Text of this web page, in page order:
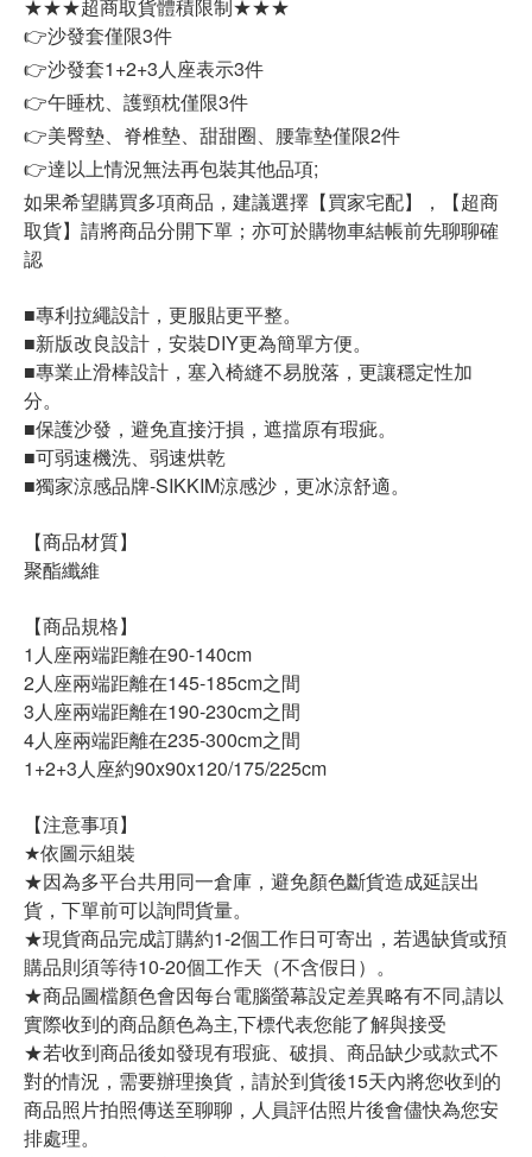
★★★超商取貨體積限制★★★
👉沙發套僅限3件
👉沙發套1+2+3人座表示3件
👉午睡枕、護頸枕僅限3件
👉美臀墊、脊椎墊、甜甜圈、腰靠墊僅限2件
👉達以上情況無法再包裝其他品項;
如果希望購買多項商品，建議選擇【買家宅配】，【超商
取貨】請將商品分開下單；亦可於購物車結帳前先聊聊確
認
■專利拉繩設計，更服貼更平整。
■新版改良設計，安裝DIY更為簡單方便。
■專業止滑棒設計，塞入椅縫不易脫落，更讓穩定性加
分。
■保護沙發，避免直接汙損，遮擋原有瑕疵。
■可弱速機洗、弱速烘乾
■獨家涼感品牌-SIKKIM涼感沙，更冰涼舒適。
【商品材質】
聚酯纖維
【商品規格】
1人座兩端距離在90-140cm
2人座兩端距離在145-185cm之間
3人座兩端距離在190-230cm之間
4人座兩端距離在235-300cm之間
1+2+3人座約90x90x120/175/225cm
【注意事項】
★依圖示組裝
★因為多平台共用同一倉庫，避免顏色斷貨造成延誤出
貨，下單前可以詢問貨量。
★現貨商品完成訂購約1-2個工作日可寄出，若遇缺貨或預
購品則須等待10-20個工作天（不含假日）。
★商品圖檔顏色會因每台電腦螢幕設定差異略有不同,請以
實際收到的商品顏色為主,下標代表您能了解與接受
★若收到商品後如發現有瑕疵、破損、商品缺少或款式不
對的情況，需要辦理換貨，請於到貨後15天內將您收到的
商品照片拍照傳送至聊聊，人員評估照片後會儘快為您安
排處理。